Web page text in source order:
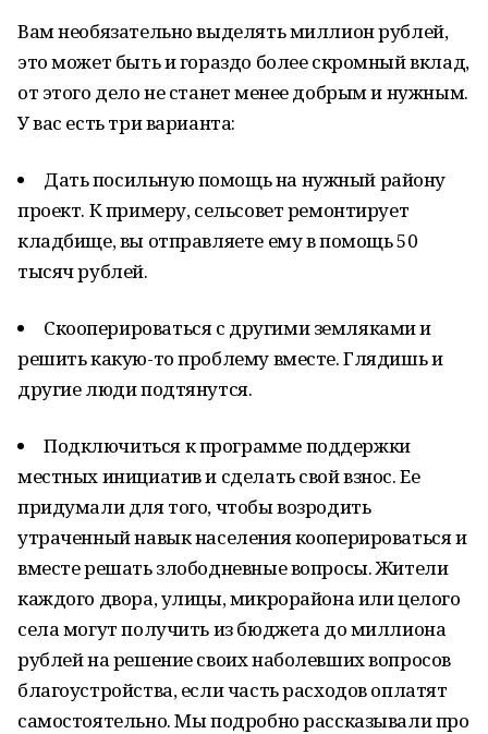
Вам необязательно выделять миллион рублей,
это может быть и гораздо более скромный вклад,
от этого дело не станет менее добрым и нужным.
У вас есть три варианта:
Дать посильную помощь на нужный району
проект. К примеру, сельсовет ремонтирует
кладбище, вы отправляете ему в помощь 50
тысяч рублей.
Скооперироваться с другими земляками и
решить какую-то проблему вместе. Глядишь и
другие люди подтянутся.
Подключиться к программе поддержки
местных инициатив и сделать свой взнос. Ее
придумали для того, чтобы возродить
утраченный навык населения кооперироваться и
вместе решать злободневные вопросы. Жители
каждого двора, улицы, микрорайона или целого
села могут получить из бюджета до миллиона
рублей на решение своих наболевших вопросов
благоустройства, если часть расходов оплатят
самостоятельно. Мы подробно рассказывали про